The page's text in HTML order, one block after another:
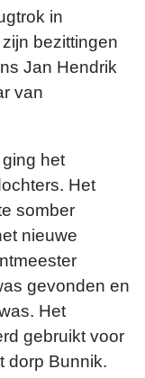
in
bezittingen
Jan Hendrik
van
het
Het
somber
nieuwe
gevonden en
Het
gebruikt voor
dorp Bunnik.